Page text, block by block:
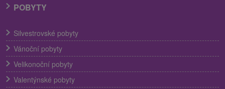
POBYTY
Silvestrovské pobyty
Vánoční pobyty
Velikonoční pobyty
Valentýnské pobyty